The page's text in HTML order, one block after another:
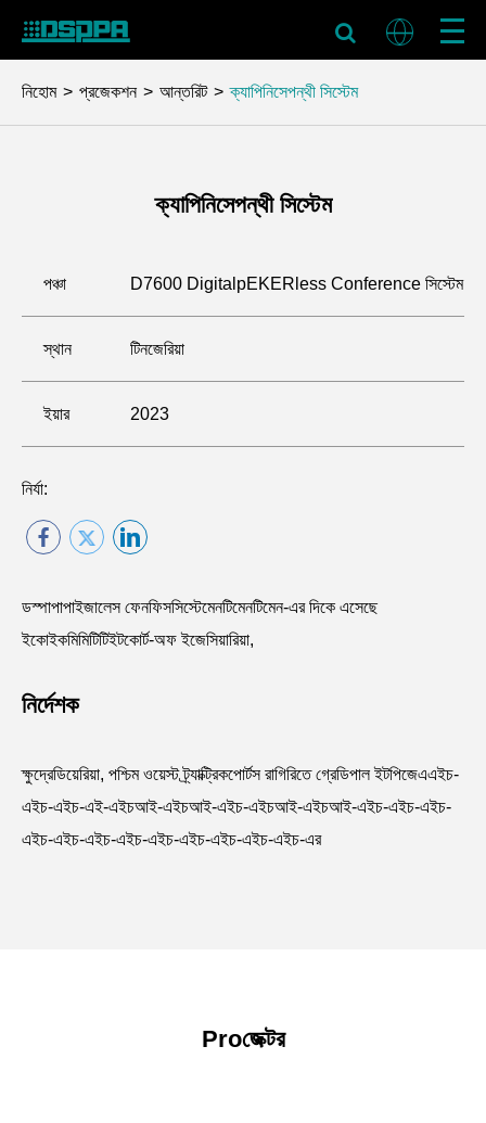
নিহোম প্রজেকশন আন্তরিট ক্যাপিনিসেপন্থী সিস্টেম
ক্যাপিনিসেপন্থী সিস্টেম
পঞ্চা D7600 DigitalpEKERless Conference সিস্টেম
স্থান টিনজেরিয়া
ইয়ার 2023
নির্যা:
ডস্পাপাপাইজালেস ফেনফিসসিস্টেমেনটিমেনটিমেন-এর দিকে এসেছে
ইকোইকমিমিটিটিইটকোর্ট-অফ ইজেসিয়ারিয়া,
নির্দেশক
ক্ষুদ্রেডিয়েরিয়া, পশ্চিম ওয়েস্ট ট্র্যাক্ট্রিকপোর্টস রাগিরিতে গ্রেডিপাল ইটপিজেএএইচ-
এইচ-এইচ-এই-এইচআই-এইচআই-এইচ-এইচআই-এইচআই-এইচ-এইচ-এইচ-
এইচ-এইচ-এইচ-এইচ-এইচ-এইচ-এইচ-এইচ-এইচ-এর
Proজেক্টর